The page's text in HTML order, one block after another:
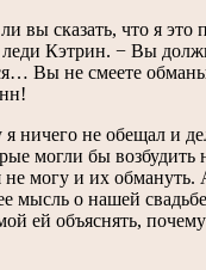
вы сказать, что я это
леди Кэтрин. − Вы
Вы не смеете
я ничего не обещал и
могли бы
не могу и их обмануть.
мысль о нашей
ей объяснять,